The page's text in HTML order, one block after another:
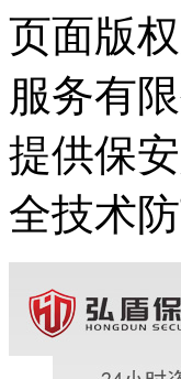
页面版
服务有
提供保
全技术